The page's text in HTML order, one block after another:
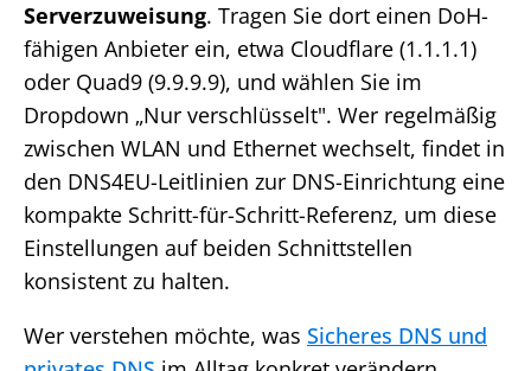
Serverzuweisung. Tragen Sie dort einen DoH-
fähigen Anbieter ein, etwa Cloudflare (1.1.1.1)
oder Quad9 (9.9.9.9), und wählen Sie im
Dropdown „Nur verschlüsselt". Wer regelmäßig
zwischen WLAN und Ethernet wechselt, findet in
den DNS4EU-Leitlinien zur DNS-Einrichtung eine
kompakte Schritt-für-Schritt-Referenz, um diese
Einstellungen auf beiden Schnittstellen
konsistent zu halten.
Wer verstehen möchte, was Sicheres DNS und